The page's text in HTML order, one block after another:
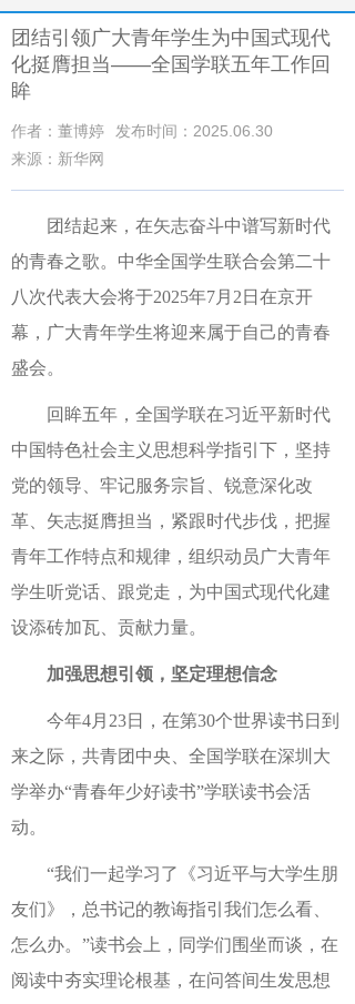
团结引领广大青年学生为中国式现代
化挺膺担当——全国学联五年工作回
眸
作者：董博婷
发布时间：2025.06.30
来源：新华网
团结起来，在矢志奋斗中谱写新时代
的青春之歌。中华全国学生联合会第二十
八次代表大会将于2025年7月2日在京开
幕，广大青年学生将迎来属于自己的青春
盛会。
回眸五年，全国学联在习近平新时代
中国特色社会主义思想科学指引下，坚持
党的领导、牢记服务宗旨、锐意深化改
革、矢志挺膺担当，紧跟时代步伐，把握
青年工作特点和规律，组织动员广大青年
学生听党话、跟党走，为中国式现代化建
设添砖加瓦、贡献力量。
加强思想引领，坚定理想信念
今年4月23日，在第30个世界读书日到
来之际，共青团中央、全国学联在深圳大
学举办“青春年少好读书”学联读书会活
动。
“我们一起学习了《习近平与大学生朋
友们》，总书记的教诲指引我们怎么看、
怎么办。”读书会上，同学们围坐而谈，在
阅读中夯实理论根基，在问答间生发思想